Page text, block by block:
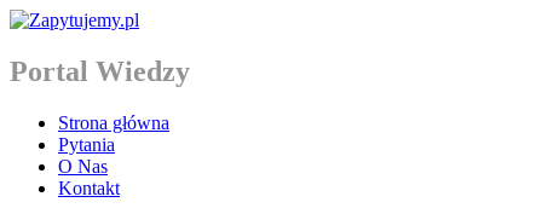
Portal Wiedzy
Strona główna
Pytania
O Nas
Kontakt